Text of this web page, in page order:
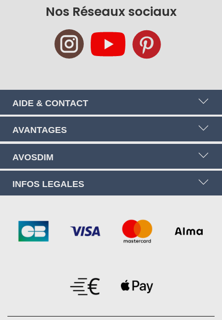
Nos Réseaux sociaux
AIDE & CONTACT
AVANTAGES
AVOSDIM
INFOS LEGALES